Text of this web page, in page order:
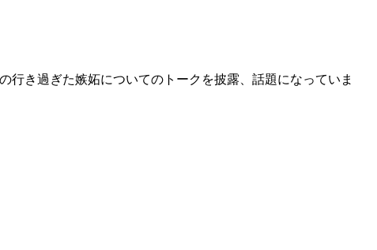
行き過ぎた嫉妬についてのトークを披露、話題になっていま